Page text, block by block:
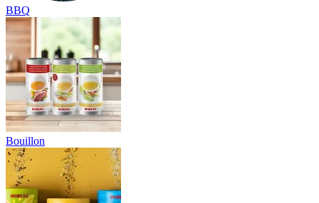
BBQ
Bouillon